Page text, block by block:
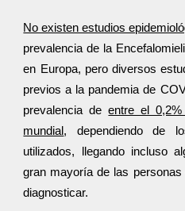
No existen estudios
prevalencia de la
en Europa, pero diversos
previos a la pandemia de
prevalencia deentre el
mundial , dependiendo de
utilizados, llegando incluso
gran mayoría de las
diagnosticar.